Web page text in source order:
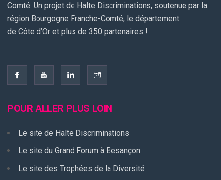
Comté. Un projet de Halte Discriminations, soutenue par la
région Bourgogne Franche-Comté, le département
de Côte d’Or et plus de 350 partenaires !
POUR ALLER PLUS LOIN
Le site de Halte Discriminations
Le site du Grand Forum à Besançon
Le site des Trophées de la Diversité